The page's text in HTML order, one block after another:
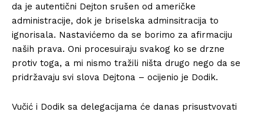
da je autentični Dejton srušen od američke
administracije, dok je briselska adminsitracija to
ignorisala. Nastavićemo da se borimo za afirmaciju
naših prava. Oni procesuiraju svakog ko se drzne
protiv toga, a mi nismo tražili ništa drugo nego da se
pridržavaju svi slova Dejtona – ocijenio je Dodik.
Vučić i Dodik sa delegacijama će danas prisustvovati